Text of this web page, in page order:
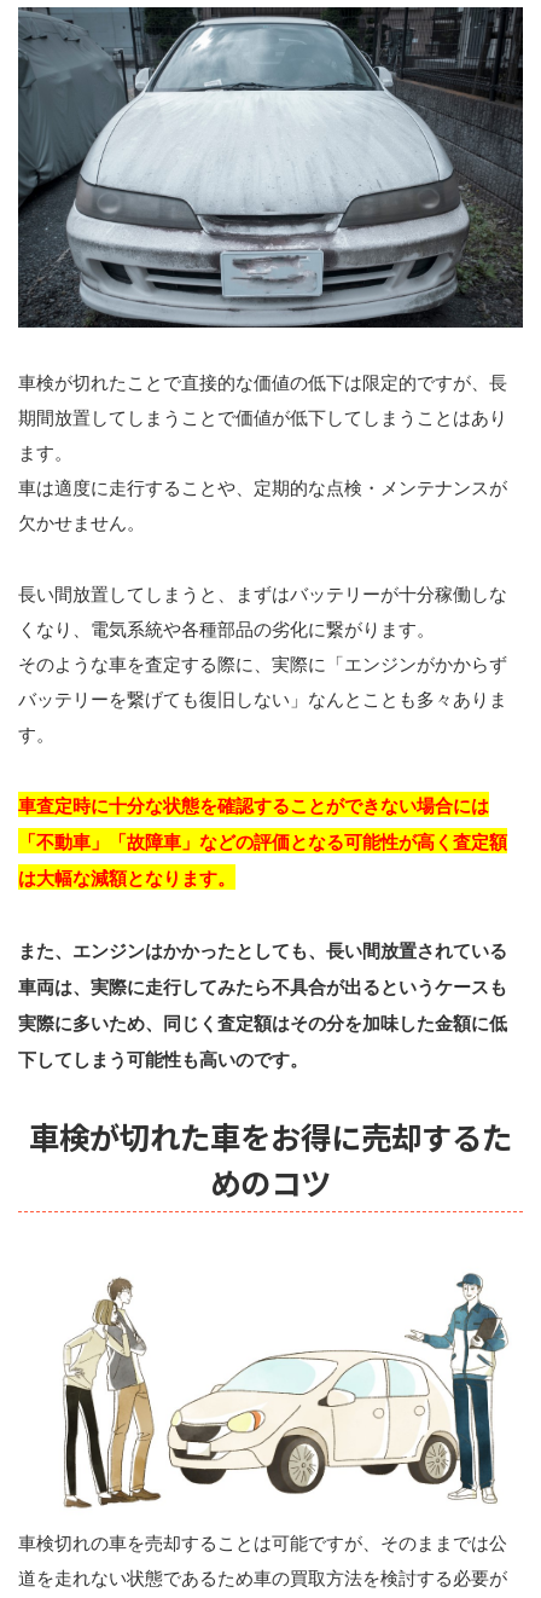
車検が切れたことで直接的な価値の低下は限定的ですが、長
期間放置してしまうことで価値が低下してしまうことはあり
ます。
車は適度に走行することや、定期的な点検・メンテナンスが
欠かせません。
長い間放置してしまうと、まずはバッテリーが十分稼働しな
くなり、電気系統や各種部品の劣化に繋がります。
そのような車を査定する際に、実際に「エンジンがかからず
バッテリーを繋げても復旧しない」なんとことも多々ありま
す。
車査定時に十分な状態を確認することができない場合には
「不動車」「故障車」などの評価となる可能性が高く査定額
は大幅な減額となります。
また、エンジンはかかったとしても、長い間放置されている
車両は、実際に走行してみたら不具合が出るというケースも
実際に多いため、同じく査定額はその分を加味した金額に低
下してしまう可能性も高いのです。
車検が切れた車をお得に売却するた
めのコツ
車検切れの車を売却することは可能ですが、そのままでは公
道を走れない状態であるため車の買取方法を検討する必要が